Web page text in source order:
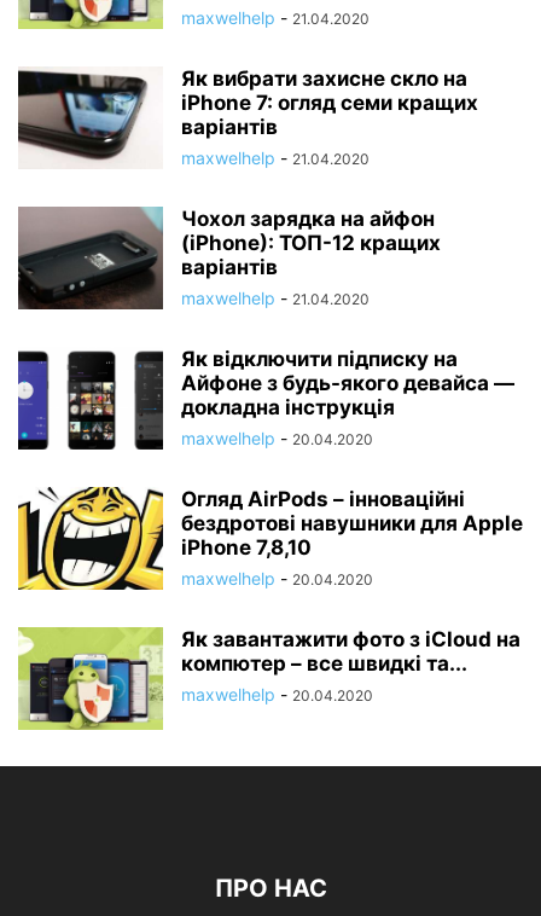
maxwelhelp - 21.04.2020
Як вибрати захисне скло на
iPhone 7: огляд семи кращих
варіантів
maxwelhelp - 21.04.2020
Чохол зарядка на айфон
(iPhone): ТОП-12 кращих
варіантів
maxwelhelp - 21.04.2020
Як відключити підписку на
Айфоне з будь-якого девайса —
докладна інструкція
maxwelhelp - 20.04.2020
Огляд AirPods – інноваційні
бездротові навушники для Apple
iPhone 7,8,10
maxwelhelp - 20.04.2020
Як завантажити фото з iCloud на
компютер – все швидкі та...
maxwelhelp - 20.04.2020
ПРО НАС